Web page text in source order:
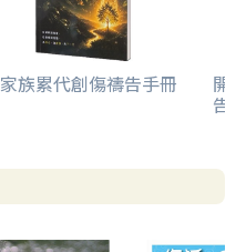
家族累代創傷禱告手冊 開
告(